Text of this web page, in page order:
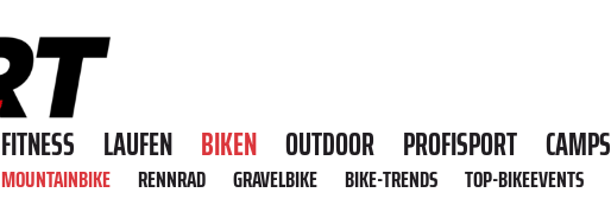
FITNESS LAUFEN BIKEN OUTDOOR PROFISPORT CAMPS
MOUNTAINBIKE RENNRAD GRAVELBIKE BIKE-TRENDS TOP-BIKEEVENTS